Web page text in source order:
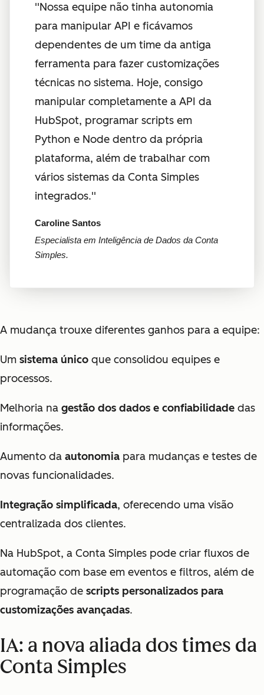
''Nossa equipe não tinha autonomia
para manipular API e ficávamos
dependentes de um time da antiga
ferramenta para fazer customizações
técnicas no sistema. Hoje, consigo
manipular completamente a API da
HubSpot, programar scripts em
Python e Node dentro da própria
plataforma, além de trabalhar com
vários sistemas da Conta Simples
integrados.''
Caroline Santos
Especialista em Inteligência de Dados da Conta
Simples.
A mudança trouxe diferentes ganhos para a equipe:
Um sistema único que consolidou equipes e
processos.
Melhoria na gestão dos dados e confiabilidade das
informações.
Aumento da autonomia para mudanças e testes de
novas funcionalidades.
Integração simplificada, oferecendo uma visão
centralizada dos clientes.
Na HubSpot, a Conta Simples pode criar fluxos de
automação com base em eventos e filtros, além de
programação de scripts personalizados para
customizações avançadas.
IA: a nova aliada dos times da
Conta Simples